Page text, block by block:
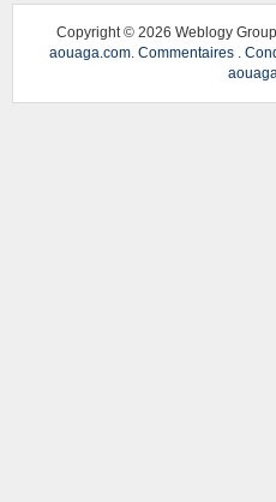
Copyright © 2026 Weblogy
aouaga.com. Commentaires.